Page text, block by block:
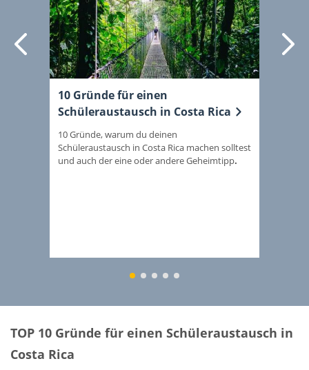
10 Gründe für einen
Schüleraustausch in Costa Rica
10 Gründe, warum du deinen
Schüleraustausch in Costa Rica machen solltest
und auch der eine oder andere Geheimtipp.
Weiter
1 2 3 4
TOP 10 Gründe für einen Schüleraustausch in
Costa Rica